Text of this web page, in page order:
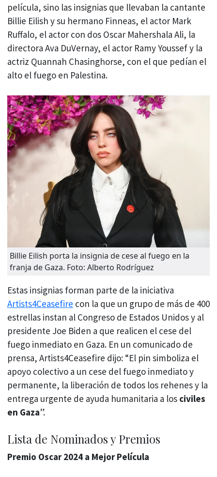
película, sino las insignias que llevaban la cantante
Billie Eilish y su hermano Finneas, el actor Mark
Ruffalo, el actor con dos Oscar Mahershala Ali, la
directora Ava DuVernay, el actor Ramy Youssef y la
actriz Quannah Chasinghorse, con el que pedían el
alto el fuego en Palestina.
Billie Eilish porta la insignia de cese al fuego en la
franja de Gaza. Foto: Alberto Rodríguez
Estas insignias forman parte de la iniciativa
Artists4Ceasefire con la que un grupo de más de 400
estrellas instan al Congreso de Estados Unidos y al
presidente Joe Biden a que realicen el cese del
fuego inmediato en Gaza. En un comunicado de
prensa, Artists4Ceasefire dijo: “El pin simboliza el
apoyo colectivo a un cese del fuego inmediato y
permanente, la liberación de todos los rehenes y la
entrega urgente de ayuda humanitaria a los civiles
en Gaza”.
Lista de Nominados y Premios
Premio Oscar 2024 a Mejor Película